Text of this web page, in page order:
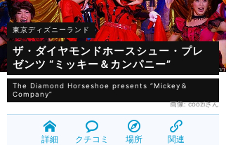
東京ディズニーランド
ザ・ダイヤモンドホースシュー・プレ
ゼンツ “ミッキー＆カンパニー”
The Diamond Horseshoe presents “Mickey＆
Company”
画像:cooziさん
詳細 クチコミ 場所 関連